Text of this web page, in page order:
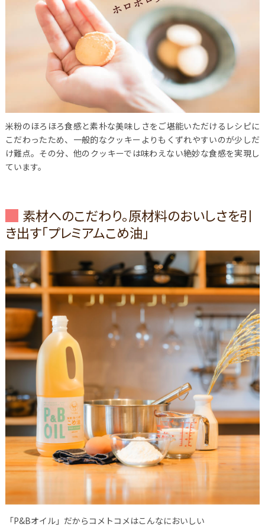
米粉のほろほろ食感と素朴な美味しさをご堪能いただけるレシピに
こだわったため、一般的なクッキーよりもくずれやすいのが少しだ
け難点。その分、他のクッキーでは味わえない絶妙な食感を実現し
ています。
素材へのこだわり。原材料のおいしさを引
き出す「プレミアムこめ油」
「P&Bオイル」だからコメトコメはこんなにおいしい